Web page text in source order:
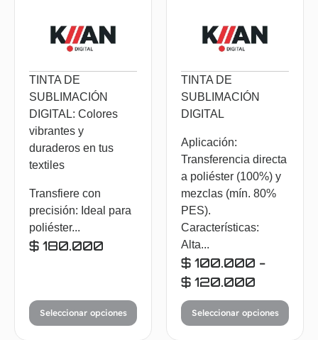
TINTA DE
SUBLIMACIÓN
DIGITAL: Colores
vibrantes y
duraderos en tus
textiles
Transfiere con
precisión: Ideal para
poliéster...
$ 180.000
Seleccionar opciones
TINTA DE
SUBLIMACIÓN
DIGITAL
Aplicación:
Transferencia directa
a poliéster (100%) y
mezclas (mín. 80%
PES).
Características:
Alta...
$ 100.000 -
$ 120.000
Seleccionar opciones